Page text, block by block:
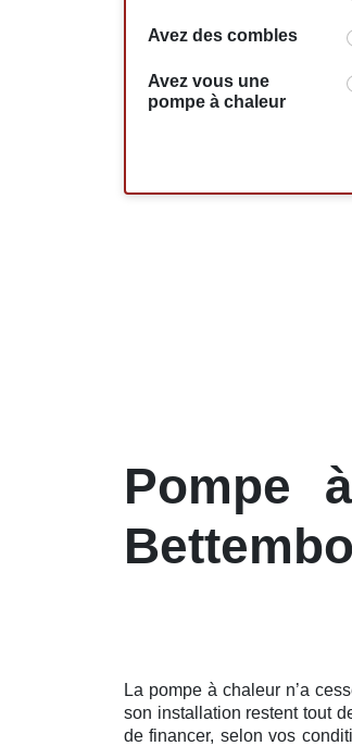
Avez des combles
Avez vous une
pompe à chaleur
Pompe
La pompe à chaleur n’a
son installation restent tout
de financer, selon vos